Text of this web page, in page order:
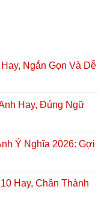
Ngắn Gọn Và Dễ
Hay, Đúng Ngữ
Ý Nghĩa 2026: Gợi
Hay, Chân Thành